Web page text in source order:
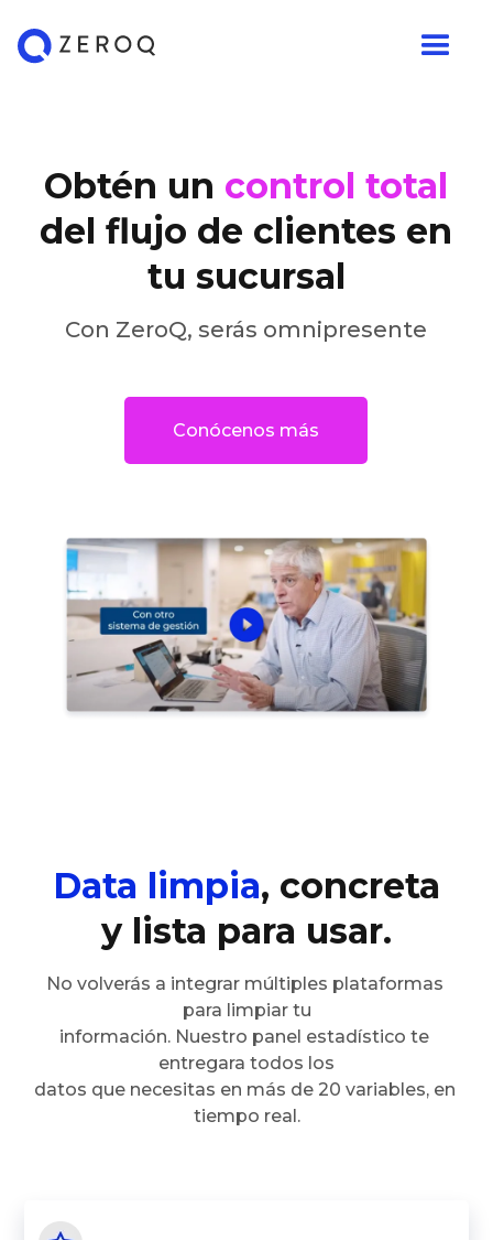
Obtén un control total
del flujo de clientes en
tu sucursal
Con ZeroQ, serás omnipresente
Conócenos más
Data limpia, concreta
y lista para usar.
No volverás a integrar múltiples plataformas
para limpiar tu
información. Nuestro panel estadístico te
entregara todos los
datos que necesitas en más de 20 variables, en
tiempo real.